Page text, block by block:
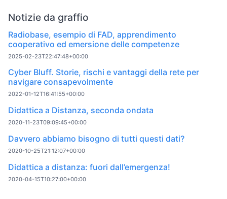
Notizie da graffio
Radiobase, esempio di FAD, apprendimento
cooperativo ed emersione delle competenze
2025-02-23T22:47:48+00:00
Cyber Bluff. Storie, rischi e vantaggi della rete per
navigare consapevolmente
2022-01-12T16:41:55+00:00
Didattica a Distanza, seconda ondata
2020-11-23T09:09:45+00:00
Davvero abbiamo bisogno di tutti questi dati?
2020-10-25T21:12:07+00:00
Didattica a distanza: fuori dall’emergenza!
2020-04-15T10:27:00+00:00